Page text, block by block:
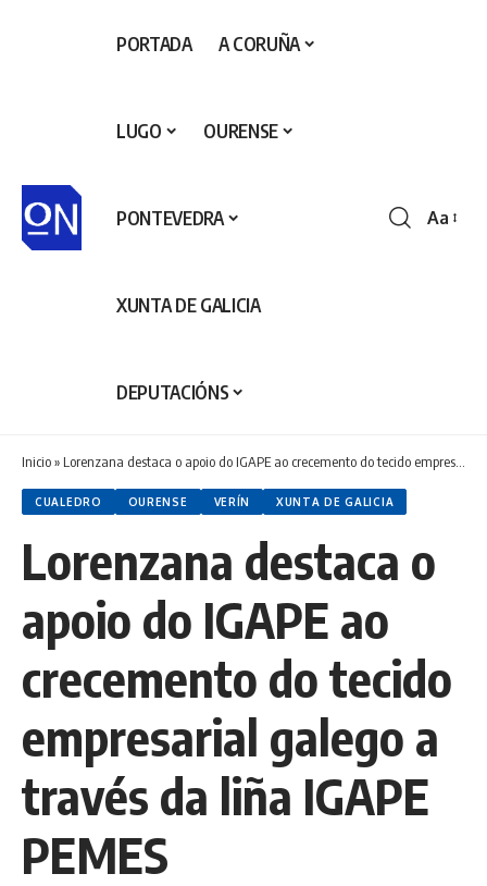
PORTADA A CORUÑA
LUGO OURENSE
PONTEVEDRA
XUNTA DE GALICIA
DEPUTACIÓNS
Aa
Inicio» Lorenzana destaca o apoio do IGAPE ao crecemento do tecido empresarial galego a través da liña IGAPE PEMES
CUALEDRO OURENSE VERÍN XUNTA DE GALICIA
Lorenzana destaca o
apoio do IGAPE ao
crecemento do tecido
empresarial galego a
través da liña IGAPE
PEMES